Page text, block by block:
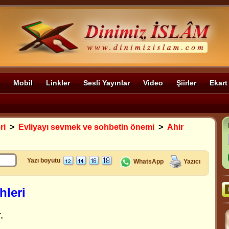
Mobil Linkler Sesli Yayınlar Video Şiirler Ekart
> Evliyayı sevmek ve sohbetin önemi > Ahir
Yazı boyutu WhatsApp Yazıcı